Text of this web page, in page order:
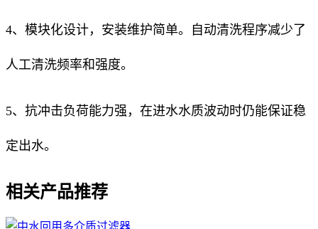
4、模块化设计，安装维护简单。自动清洗程序减少了
人工清洗频率和强度。
5、抗冲击负荷能力强，在进水水质波动时仍能保证稳
定出水。
相关产品推荐